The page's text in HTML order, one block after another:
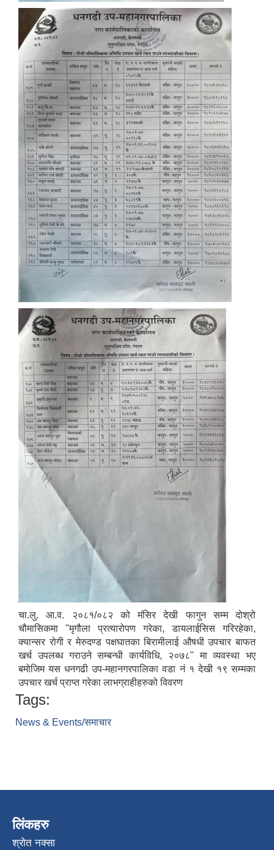
चा.लु. आ.व. २०८१/०८२ को मंसिर देखी फागुन सम्म दोश्रो
चौमासिकमा "मृगौला प्रत्यारोपण गरेका, डायलाईसिस गरिरहेका,
क्यान्सर रोगी र मेरुदण्ड पक्षघातका बिरामीलाई औषधी उपचार बाफत
खर्च उपलब्ध गराउने सम्बन्धी कार्यविधि, २०७८" मा व्यवस्था भए
बमोजिम यस धनगढी उप-महानगरपालिका वडा नं १ देखी १९ सम्मका
उपचार खर्च प्राप्त गरेका लाभग्राहीहरुको विवरण
Tags:
News & Events/समाचार
लिंकहरु
श्रोत नक्सा